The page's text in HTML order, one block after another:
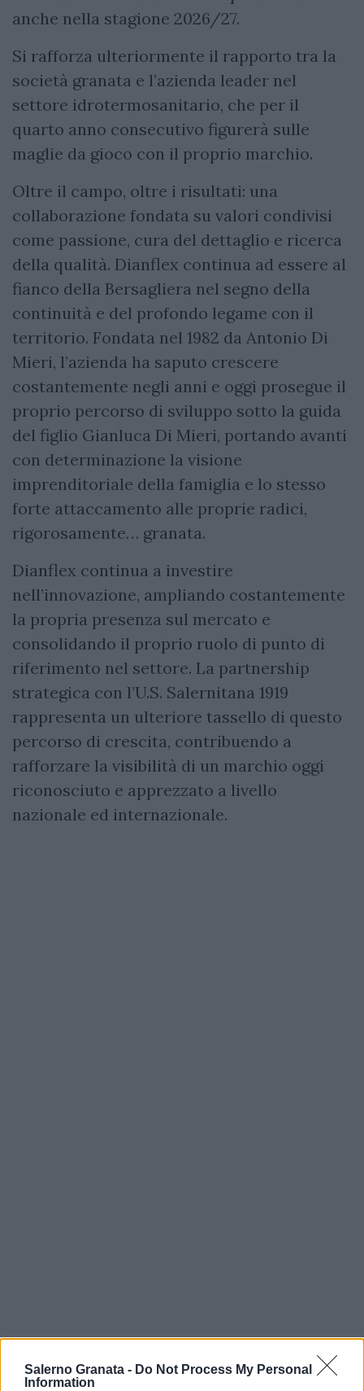
Salerno Granata - Do Not Process My Personal
Information
anche nella stagione 2026/27.
Si rafforza ulteriormente il rapporto tra la
società granata e l’azienda leader nel
settore idrotermosanitario, che per il
quarto anno consecutivo figurerà sulle
maglie da gioco con il proprio marchio.
Oltre il campo, oltre i risultati: una
collaborazione fondata su valori condivisi
come passione, cura del dettaglio e ricerca
della qualità. Dianflex continua ad essere al
fianco della Bersagliera nel segno della
continuità e del profondo legame con il
territorio. Fondata nel 1982 da Antonio Di
Mieri, l’azienda ha saputo crescere
costantemente negli anni e oggi prosegue il
proprio percorso di sviluppo sotto la guida
del figlio Gianluca Di Mieri, portando avanti
con determinazione la visione
imprenditoriale della famiglia e lo stesso
forte attaccamento alle proprie radici,
rigorosamente… granata.
Dianflex continua a investire
nell’innovazione, ampliando costantemente
la propria presenza sul mercato e
consolidando il proprio ruolo di punto di
riferimento nel settore. La partnership
strategica con l’U.S. Salernitana 1919
rappresenta un ulteriore tassello di questo
percorso di crescita, contribuendo a
rafforzare la visibilità di un marchio oggi
riconosciuto e apprezzato a livello
nazionale ed internazionale.